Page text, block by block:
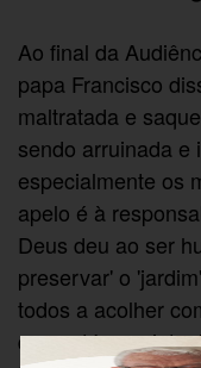
Ao final da
papa Francisco
maltratada e
sendo arruinada e
especialmente os
apelo é à
Deus deu ao ser
preservar' o
todos a acolher
que está em